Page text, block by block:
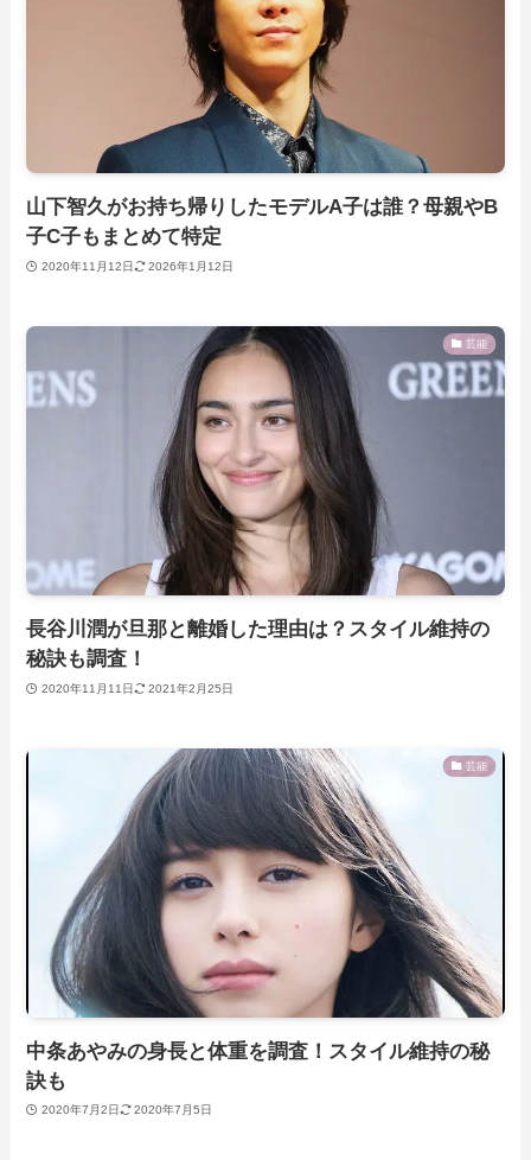
山下智久がお持ち帰りしたモデルA子は誰？母親やB
子C子もまとめて特定
2020年11月12日 2026年1月12日
芸能
長谷川潤が旦那と離婚した理由は？スタイル維持の
秘訣も調査！
2020年11月11日 2021年2月25日
芸能
中条あやみの身長と体重を調査！スタイル維持の秘
訣も
2020年7月2日 2020年7月5日